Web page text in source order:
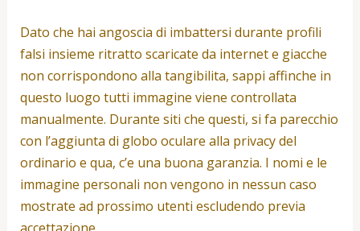
Dato che hai angoscia di imbattersi durante profili
falsi insieme ritratto scaricate da internet e giacche
non corrispondono alla tangibilita, sappi affinche in
questo luogo tutti immagine viene controllata
manualmente. Durante siti che questi, si fa parecchio
con l’aggiunta di globo oculare alla privacy del
ordinario e qua, c’e una buona garanzia. I nomi e le
immagine personali non vengono in nessun caso
mostrate ad prossimo utenti escludendo previa